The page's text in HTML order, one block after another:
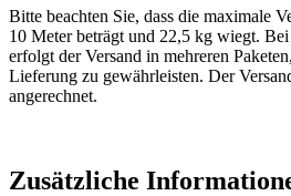
Bitte beachten Sie, dass die maximale
10 Meter beträgt und 22,5 kg wiegt.
erfolgt der Versand in mehreren
Lieferung zu gewährleisten. Der
angerechnet.
Zusätzliche